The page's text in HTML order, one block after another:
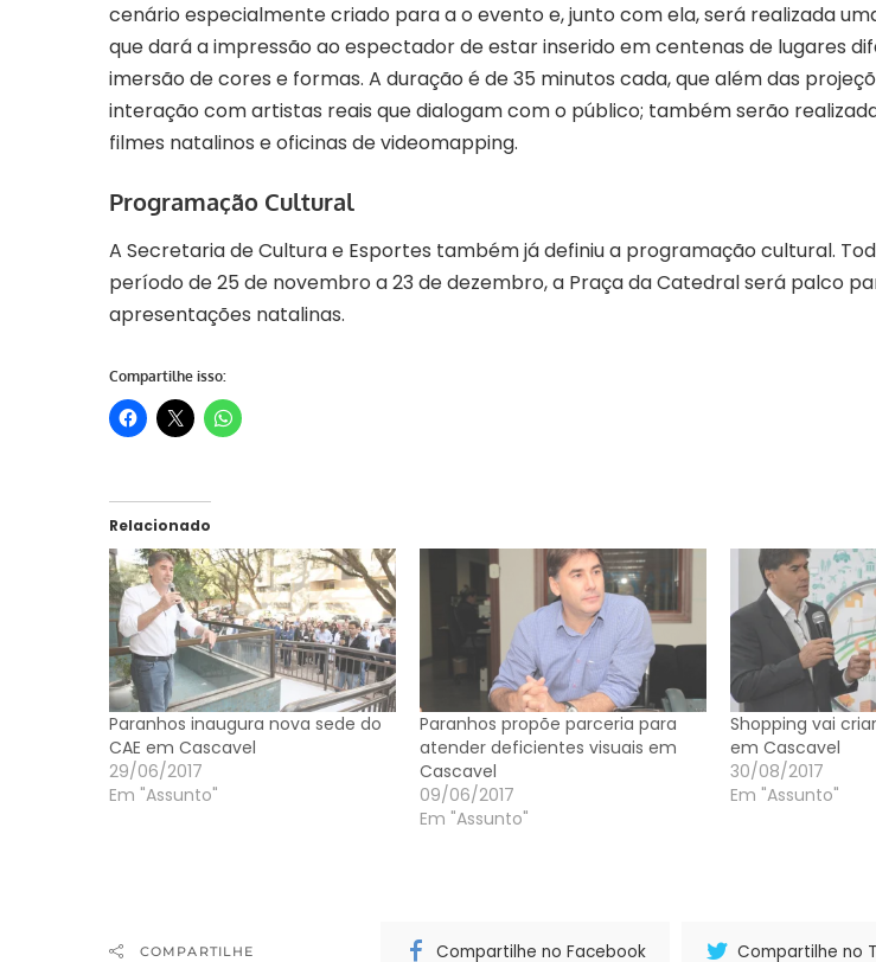
cenário especialmente criado para a o evento e, junto com ela, será realizada
que dará a impressão ao espectador de estar inserido em centenas de lugares
imersão de cores e formas. A duração é de 35 minutos cada, que além das
interação com artistas reais que dialogam com o público; também serão
filmes natalinos e oficinas de videomapping.
Programação Cultural
A Secretaria de Cultura e Esportes também já definiu a programação cultural.
período de 25 de novembro a 23 de dezembro, a Praça da Catedral será palco
apresentações natalinas.
Compartilhe isso:
Relacionado
Paranhos inaugura nova sede do
CAE em Cascavel
29/06/2017
Em "Assunto"
Paranhos propõe parceria para
atender deficientes visuais em
Cascavel
09/06/2017
Em "Assunto"
Shopping vai
em Cascavel
30/08/2017
Em "Assunto"
COMPARTILHE Compartilhe no Facebook Compartilhe no